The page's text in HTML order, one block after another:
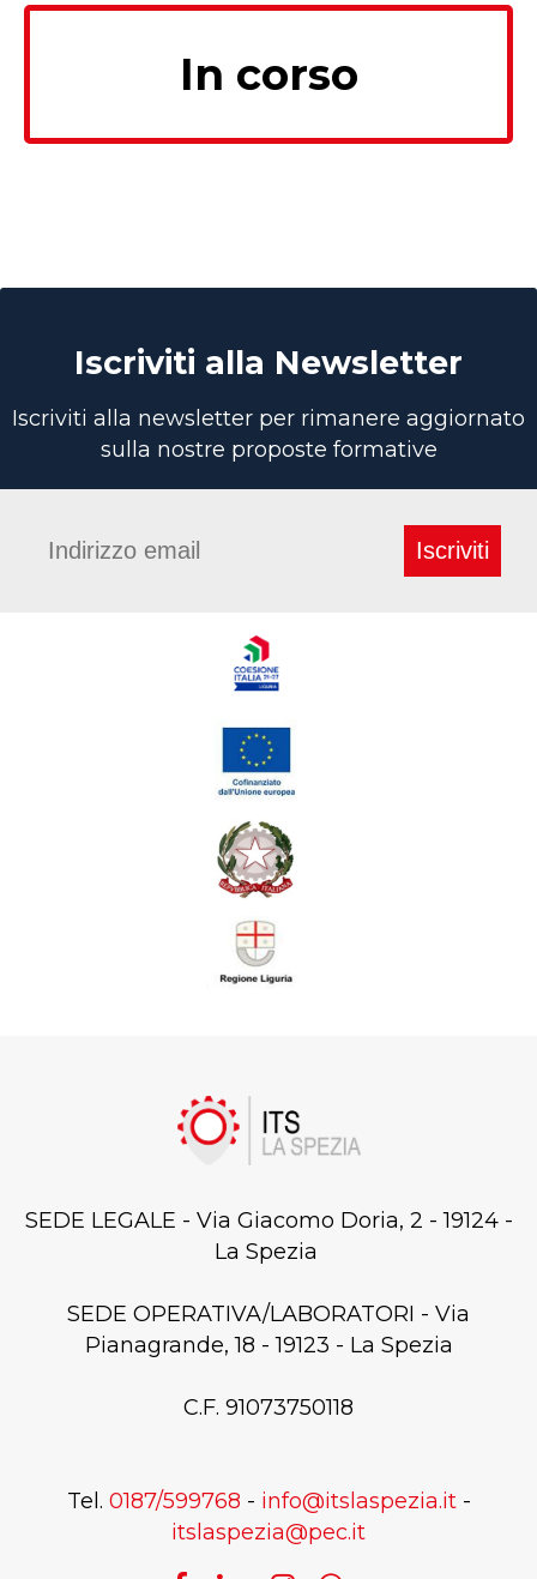
In corso
Iscriviti alla Newsletter
Iscriviti alla newsletter per rimanere aggiornato
sulla nostre proposte formative
Iscriviti
SEDE LEGALE - Via Giacomo Doria, 2 - 19124 -
La Spezia
SEDE OPERATIVA/LABORATORI - Via
Pianagrande, 18 - 19123 - La Spezia
C.F. 91073750118
Tel. 0187/599768 - info@itslaspezia.it-
itslaspezia@pec.it